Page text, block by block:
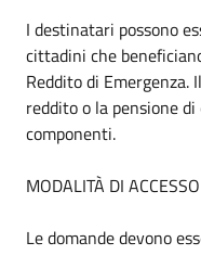
I destinatari possono
cittadini che
Reddito di
reddito o la pensione
componenti.
MODALITÀ DI ACCESSO
Le domande devono